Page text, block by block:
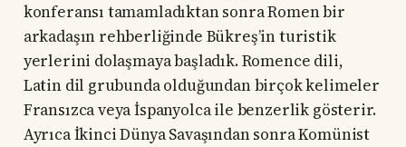
konferansı tamamladıktan sonra Romen bir
arkadaşın rehberliğinde Bükreş’in turistik
yerlerini dolaşmaya başladık. Romence dili,
Latin dil grubunda olduğundan birçok kelimeler
Fransızca veya İspanyolca ile benzerlik gösterir.
Ayrıca İkinci Dünya Savaşından sonra Komünist